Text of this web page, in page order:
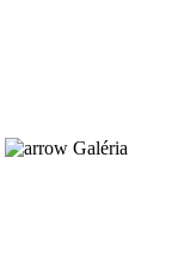
Galéria